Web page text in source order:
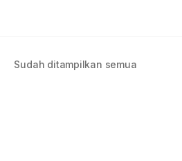
Sudah ditampilkan semua